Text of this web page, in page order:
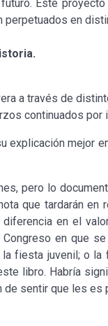
Este
en
a través de
continuados por
explicación mejor
pero lo
que tardarán
en el
en que
fiesta juvenil; o
libro. Habría
sentir que les